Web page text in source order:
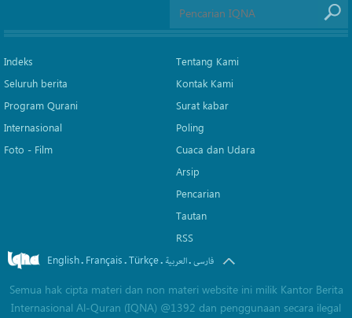
Indeks
Seluruh berita
Program Qurani
Internasional
Foto - Film
Tentang Kami
Kontak Kami
Surat kabar
Poling
Cuaca dan Udara
Arsip
Pencarian
Tautan
RSS
English. Français.Türkçe. العربیة.فارسی
Semua hak cipta materi dan non materi website ini milik Kantor Berita
Internasional Al-Quran (IQNA) @1392 dan penggunaan secara ilegal